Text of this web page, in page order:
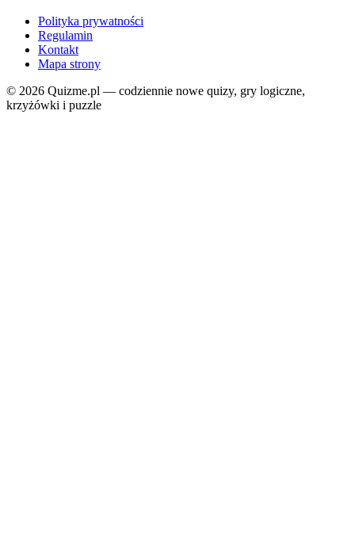
Polityka prywatności
Regulamin
Kontakt
Mapa strony
© 2026 Quizme.pl — codziennie nowe quizy, gry logiczne,
krzyżówki i puzzle